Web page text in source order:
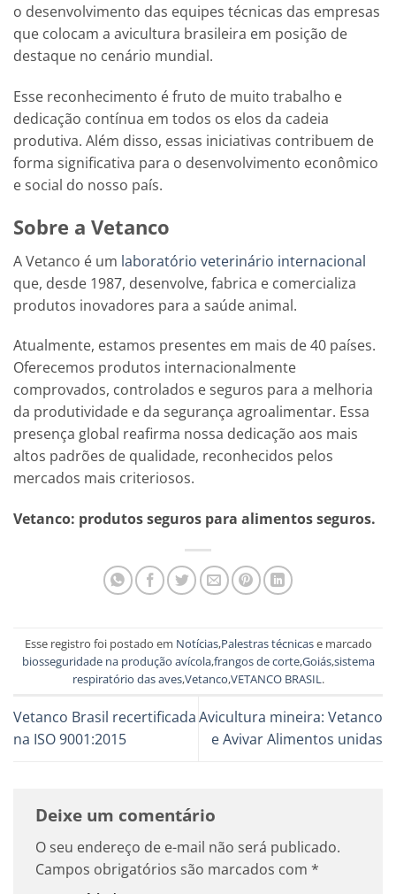
o desenvolvimento das equipes técnicas das empresas
que colocam a avicultura brasileira em posição de
destaque no cenário mundial.
Esse reconhecimento é fruto de muito trabalho e
dedicação contínua em todos os elos da cadeia
produtiva. Além disso, essas iniciativas contribuem de
forma significativa para o desenvolvimento econômico
e social do nosso país.
Sobre a Vetanco
A Vetanco é um laboratório veterinário internacional
que, desde 1987, desenvolve, fabrica e comercializa
produtos inovadores para a saúde animal.
Atualmente, estamos presentes em mais de 40 países.
Oferecemos produtos internacionalmente
comprovados, controlados e seguros para a melhoria
da produtividade e da segurança agroalimentar. Essa
presença global reafirma nossa dedicação aos mais
altos padrões de qualidade, reconhecidos pelos
mercados mais criteriosos.
Vetanco: produtos seguros para alimentos seguros.
Esse registro foi postado em Notícias,Palestras técnicase marcado
biosseguridade na produção avícola,frangos de corte,Goiás,sistema
respiratório das aves,Vetanco,VETANCO BRASIL .
Vetanco Brasil recertificada
na ISO 9001:2015
Avicultura mineira: Vetanco
e Avivar Alimentos unidas
Deixe um comentário
O seu endereço de e-mail não será publicado.
Campos obrigatórios são marcados com *